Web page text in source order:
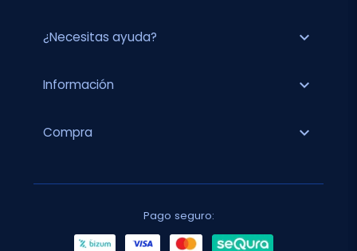
¿Necesitas ayuda? expand_more
Información expand_more
Compra expand_more
Pago seguro: